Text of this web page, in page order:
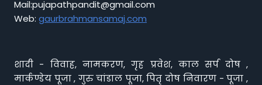
Mail:pujapathpandit@gmail.com
Web: gaurbrahmansamaj.com
शादी - विवाह, नामकरण, गृह प्रवेश, काल सर्प दोष ,
मार्कण्डेय पूजा , गुरु चांडाल पूजा, पितृ दोष निवारण - पूजा ,